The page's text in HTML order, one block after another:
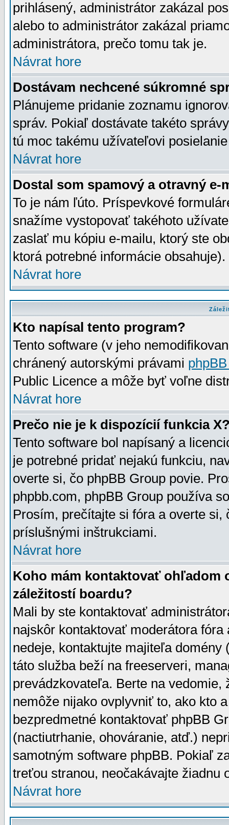
prihlásený, administrátor zakázal
alebo to administrátor zakázal
administrátora, prečo tomu tak je.
Návrat hore
Dostávam nechcené súkromné
Plánujeme pridanie zoznamu
správ. Pokiaľ dostávate takéto
tú moc takému užívateľovi
Návrat hore
Dostal som spamový a otravný e-
To je nám ľúto. Príspevkové
snažíme vystopovať takéhoto
zaslať mu kópiu e-mailu, ktorý ste
ktorá potrebné informácie
Návrat hore
Kto napísal tento program?
Tento software (v jeho
chránený autorskými právami
Public Licence a môže byť voľne
Návrat hore
Prečo nie je k dispozícií funkcia
Tento software bol napísaný a
je potrebné pridať nejakú funkciu,
overte si, čo phpBB Group povie.
phpbb.com, phpBB Group používa
Prosím, prečítajte si fóra a overte
príslušnými inštrukciami.
Návrat hore
Koho mám kontaktovať ohľadom
záležitostí boardu?
Mali by ste kontaktovať
najskôr kontaktovať moderátora
nedeje, kontaktujte majiteľa
táto služba beží na freeserveri,
prevádzkovateľa. Berte na vedomie,
nemôže nijako ovplyvniť to, ako kto
bezpredmetné kontaktovať phpBB
(nactiutrhanie, ohováranie, atď.)
samotným software phpBB. Pokiaľ
treťou stranou, neočakávajte žiadnu
Návrat hore